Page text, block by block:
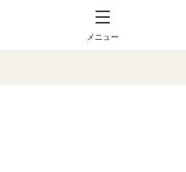
メニュー